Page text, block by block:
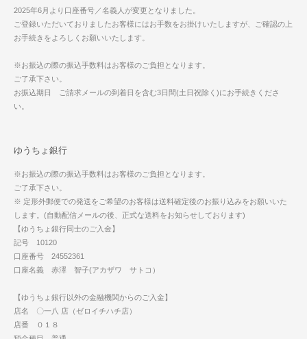
2025年6月より口座番号／名義人が変更となりました。
ご登録いただいておりましたお客様にはお手数をお掛けいたしますが、ご確認の上
お手続きをよろしくお願いいたします。
※お振込の際の振込手数料はお客様のご負担となります。
ご了承下さい。
お振込期日 ご請求メールの到着日を含む3日間(土日祝除く)にお手続きくださ
い。
ゆうちょ銀行
※お振込の際の振込手数料はお客様のご負担となります。
ご了承下さい。
※ 定形外郵便での発送をご希望のお客様は送料確定後のお振り込みをお願いいた
します。(自動配信メールの後、正式な送料をお知らせしております)
【ゆうちょ銀行同士のご入金】
記号 10120
口座番号 24552361
口座名義 赤澤 智子(アカザワ サトコ）
【ゆうちょ銀行以外の金融機関からのご入金】
店名 〇一八 店（ゼロイチハチ店）
店番 ０１８